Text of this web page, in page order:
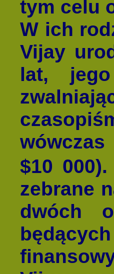
tym celu
W ich
Vijay
lat,
$10
zebrane
dwóch